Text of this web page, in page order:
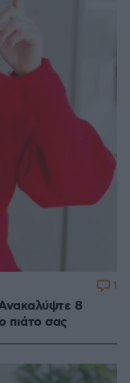
8
πιάτο σας
1